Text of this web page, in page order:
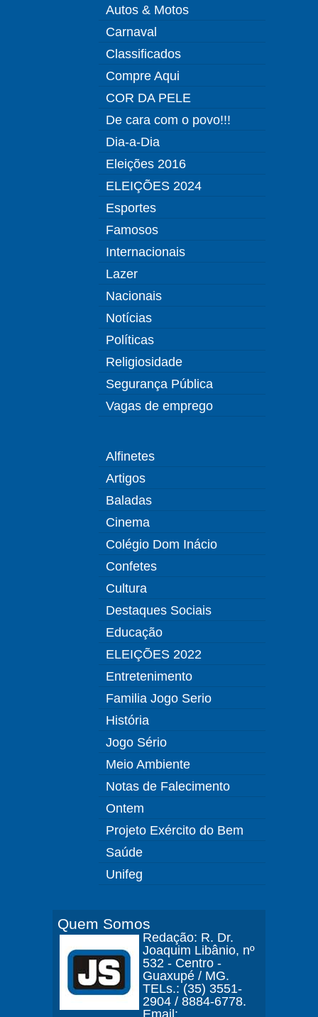
Autos & Motos
Carnaval
Classificados
Compre Aqui
COR DA PELE
De cara com o povo!!!
Dia-a-Dia
Eleições 2016
ELEIÇÕES 2024
Esportes
Famosos
Internacionais
Lazer
Nacionais
Notícias
Políticas
Religiosidade
Segurança Pública
Vagas de emprego
Alfinetes
Artigos
Baladas
Cinema
Colégio Dom Inácio
Confetes
Cultura
Destaques Sociais
Educação
ELEIÇÕES 2022
Entretenimento
Familia Jogo Serio
História
Jogo Sério
Meio Ambiente
Notas de Falecimento
Ontem
Projeto Exército do Bem
Saúde
Unifeg
Quem Somos
Redação: R. Dr.
Joaquim Libânio, nº
532 - Centro -
Guaxupé / MG.
TELs.: (35) 3551-
2904 / 8884-6778.
Email: